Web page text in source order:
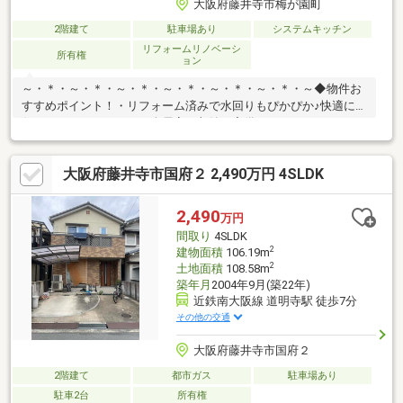
大阪府藤井寺市梅が園町
2階建て 駐車場あり システムキッチン
所有権
リフォームリノベーシ
ョン
～・＊・～・＊・～・＊・～・＊・～・＊・～・＊・～◆物件お
すすめポイント！・リフォーム済みで水回りもぴかぴか♪快適にお
ッキリと整理整頓でき、お部屋を広くきれいに保つことができま
す。・小学校が徒歩5分の距離にあり、通学負担が少ないのが魅力
♪◆リフォーム箇所(2026年4月)・キッチン、浴室、トイレ・壁、
床、全室・外壁ハウスフリーダムは【東証スタンダード上場企
業】です。不動産購入や住宅ローンについては、ハウスフリーダ
ムにお任せ下さい。（ご来店の際は、店舗前に大型駐車場を完備
しております！）
大阪府藤井寺市国府２ 2,490万円 4SLDK
2,490万円
間取り 4SLDK
建物面積106.19m2
土地面積108.58m2
築年月 2004年9月(築22年)
近鉄南大阪線 道明寺駅 徒歩7分
その他の交通
大阪府藤井寺市国府２
2階建て 都市ガス
駐車場あり
駐車2台
所有権